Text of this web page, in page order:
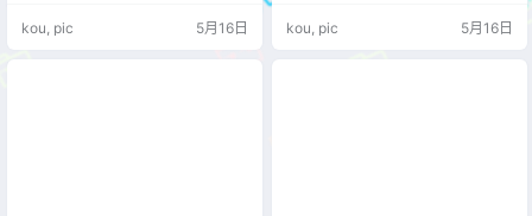
kou, pic 5月16日 kou, pic 5月16日